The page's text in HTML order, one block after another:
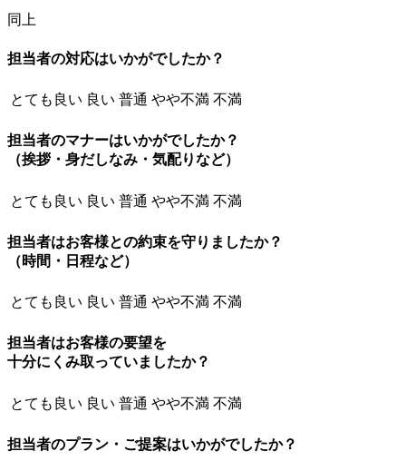
同上
担当者の対応はいかがでしたか？
とても良い 良い 普通 やや不満 不満
担当者のマナーはいかがでしたか？
（挨拶・身だしなみ・気配りなど）
とても良い 良い 普通 やや不満 不満
担当者はお客様との約束を守りましたか？
（時間・日程など）
とても良い 良い 普通 やや不満 不満
担当者はお客様の要望を
十分にくみ取っていましたか？
とても良い 良い 普通 やや不満 不満
担当者のプラン・ご提案はいかがでしたか？